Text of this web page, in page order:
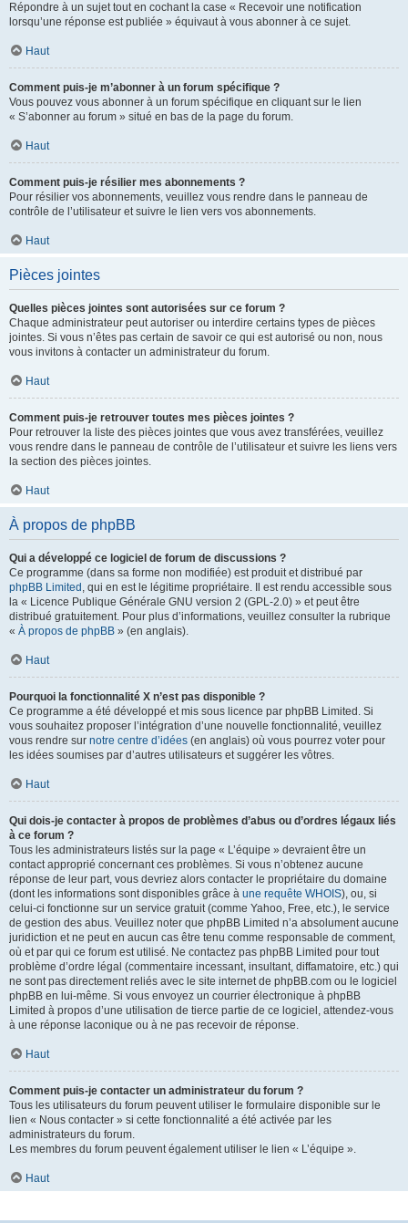
Répondre à un sujet tout en cochant la case « Recevoir une notification
lorsqu’une réponse est publiée » équivaut à vous abonner à ce sujet.
Haut
Comment puis-je m’abonner à un forum spécifique ?
Vous pouvez vous abonner à un forum spécifique en cliquant sur le lien
« S’abonner au forum » situé en bas de la page du forum.
Haut
Comment puis-je résilier mes abonnements ?
Pour résilier vos abonnements, veuillez vous rendre dans le panneau de
contrôle de l’utilisateur et suivre le lien vers vos abonnements.
Haut
Pièces jointes
Quelles pièces jointes sont autorisées sur ce forum ?
Chaque administrateur peut autoriser ou interdire certains types de pièces
jointes. Si vous n’êtes pas certain de savoir ce qui est autorisé ou non, nous
vous invitons à contacter un administrateur du forum.
Haut
Comment puis-je retrouver toutes mes pièces jointes ?
Pour retrouver la liste des pièces jointes que vous avez transférées, veuillez
vous rendre dans le panneau de contrôle de l’utilisateur et suivre les liens vers
la section des pièces jointes.
Haut
À propos de phpBB
Qui a développé ce logiciel de forum de discussions ?
Ce programme (dans sa forme non modifiée) est produit et distribué par
phpBB Limited , qui en est le légitime propriétaire. Il est rendu accessible sous
la « Licence Publique Générale GNU version 2 (GPL-2.0) » et peut être
distribué gratuitement. Pour plus d’informations, veuillez consulter la rubrique
« À propos de phpBB » (en anglais).
Haut
Pourquoi la fonctionnalité X n’est pas disponible ?
Ce programme a été développé et mis sous licence par phpBB Limited. Si
vous souhaitez proposer l’intégration d’une nouvelle fonctionnalité, veuillez
vous rendre sur notre centre d’idées (en anglais) où vous pourrez voter pour
les idées soumises par d’autres utilisateurs et suggérer les vôtres.
Haut
Qui dois-je contacter à propos de problèmes d’abus ou d’ordres légaux liés
à ce forum ?
Tous les administrateurs listés sur la page « L’équipe » devraient être un
contact approprié concernant ces problèmes. Si vous n’obtenez aucune
réponse de leur part, vous devriez alors contacter le propriétaire du domaine
(dont les informations sont disponibles grâce à une requête WHOIS), ou, si
celui-ci fonctionne sur un service gratuit (comme Yahoo, Free, etc.), le service
de gestion des abus. Veuillez noter que phpBB Limited n’a absolument aucune
juridiction et ne peut en aucun cas être tenu comme responsable de comment,
où et par qui ce forum est utilisé. Ne contactez pas phpBB Limited pour tout
problème d’ordre légal (commentaire incessant, insultant, diffamatoire, etc.) qui
ne sont pas directement reliés avec le site internet de phpBB.com ou le logiciel
phpBB en lui-même. Si vous envoyez un courrier électronique à phpBB
Limited à propos d’une utilisation de tierce partie de ce logiciel, attendez-vous
à une réponse laconique ou à ne pas recevoir de réponse.
Haut
Comment puis-je contacter un administrateur du forum ?
Tous les utilisateurs du forum peuvent utiliser le formulaire disponible sur le
lien « Nous contacter » si cette fonctionnalité a été activée par les
administrateurs du forum.
Les membres du forum peuvent également utiliser le lien « L’équipe ».
Haut